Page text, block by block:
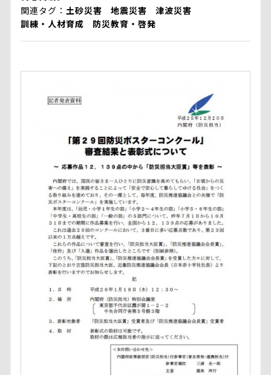
関連タグ
土砂災害 地震災害
津波災害
訓練・人材育成
防災教育・啓発